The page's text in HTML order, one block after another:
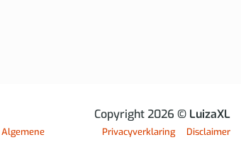
Copyright 2026 © LuizaXL
Algemene
Privacyverklaring Disclaimer